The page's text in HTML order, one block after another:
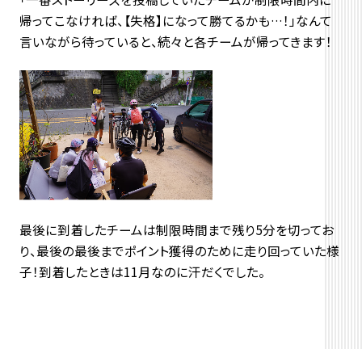
帰ってこなければ、【失格】になって勝てるかも…！」なんて
言いながら待っていると、続々と各チームが帰ってきます！
最後に到着したチームは制限時間まで残り5分を切ってお
り、最後の最後までポイント獲得のために走り回っていた様
子！到着したときは11月なのに汗だくでした。